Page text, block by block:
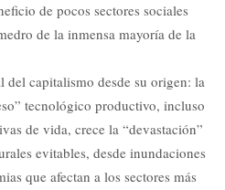
de pocos sectores sociales
de la inmensa mayoría de la
del capitalismo desde su origen: la
tecnológico productivo, incluso
de vida, crece la “devastación”
evitables, desde inundaciones
que afectan a los sectores más